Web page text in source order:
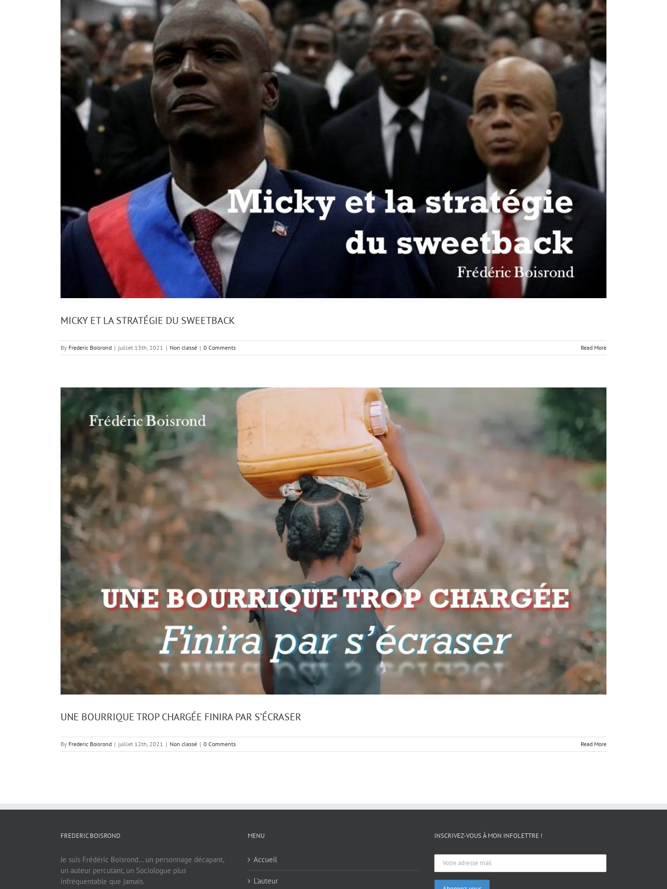
MICKY ET LA STRATÉGIE DU SWEETBACK
By Frederic Boisrond | juillet 13th, 2021 | Non classé | 0 Comments Read More
UNE BOURRIQUE TROP CHARGÉE FINIRA PAR S’ÉCRASER
By Frederic Boisrond | juillet 12th, 2021 | Non classé | 0 Comments Read More
FREDERIC BOISROND
Je suis Frédéric Boisrond… un personnage décapant,
un auteur percutant, un Sociologue plus
infréquentable que jamais.
MENU
Accueil
L’auteur
INSCRIVEZ-VOUS À MON INFOLETTRE !